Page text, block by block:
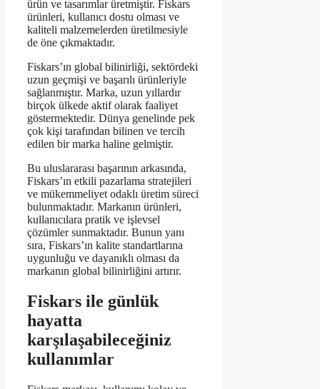
ürün ve tasarımlar üretmiştir. Fiskars
ürünleri, kullanıcı dostu olması ve
kaliteli malzemelerden üretilmesiyle
de öne çıkmaktadır.
Fiskars’ın global bilinirliği, sektördeki
uzun geçmişi ve başarılı ürünleriyle
sağlanmıştır. Marka, uzun yıllardır
birçok ülkede aktif olarak faaliyet
göstermektedir. Dünya genelinde pek
çok kişi tarafından bilinen ve tercih
edilen bir marka haline gelmiştir.
Bu uluslararası başarının arkasında,
Fiskars’ın etkili pazarlama stratejileri
ve mükemmeliyet odaklı üretim süreci
bulunmaktadır. Markanın ürünleri,
kullanıcılara pratik ve işlevsel
çözümler sunmaktadır. Bunun yanı
sıra, Fiskars’ın kalite standartlarına
uygunluğu ve dayanıklı olması da
markanın global bilinirliğini artırır.
Fiskars ile günlük
hayatta
karşılaşabileceğiniz
kullanımlar